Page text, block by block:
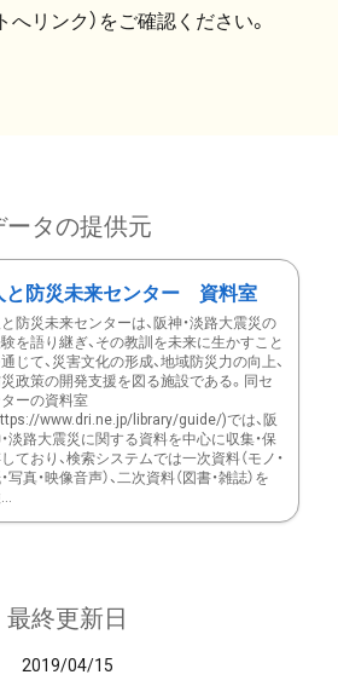
へリンク）をご確認ください。
ータの提供元
と防災未来センター 資料室
と防災未来センターは、阪神・淡路大震災の
を語り継ぎ、その教訓を未来に生かすこと
じて、災害文化の形成、地域防災力の向上、
災政策の開発支援を図る施設である。同セ
ーの資料室
www.dri.ne.jp/library/guide/)では、阪
淡路大震災に関する資料を中心に収集・保
ており、検索システムでは一次資料（モノ・
写真・映像音声）、二次資料（図書・雑誌）を
最終更新日
2019/04/15